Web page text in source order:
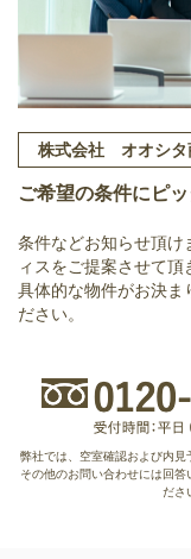
株式会社 オオシタ
ご希望の条件にピ
条件などお知らせ頂け
ィスをご提案させて頂
具体的な物件がお決ま
ださい。
弊社では、空室確認および内見
その他のお問い合わせには回
ださ